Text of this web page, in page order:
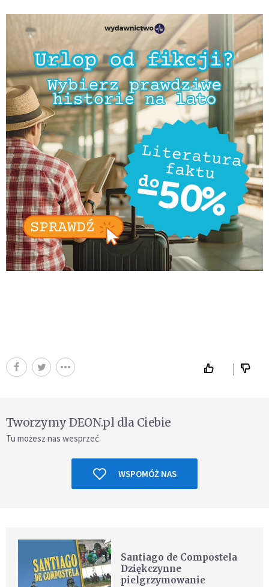
Tworzymy DEON.pl dla Ciebie
Tu możesz nas wesprzeć.
WSPOMÓŻ NAS
Santiago de Compostela
Dziękczynne
pielgrzymowanie